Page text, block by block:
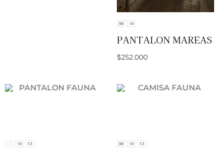
08 10
PANTALON MAREAS
$252.000
08 10 12 08 10 12